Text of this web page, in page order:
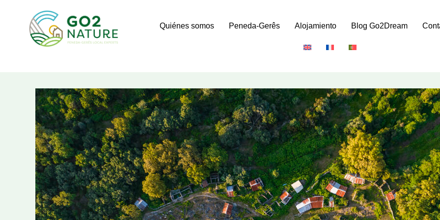
contenido
Quiénes somos Peneda-Gerês Alojamiento Blog Go2Dream